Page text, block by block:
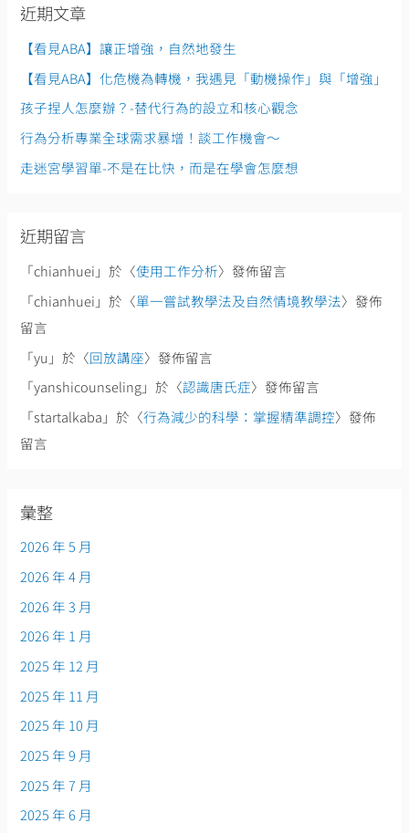
鍵
字
近期文章
【看見ABA】讓正增強，自然地發生
【看見ABA】化危機為轉機，我遇見「動機操作」與「增強」
孩子捏人怎麼辦？-替代行為的設立和核心觀念
行為分析專業全球需求暴增！談工作機會～
走迷宮學習單-不是在比快，而是在學會怎麼想
近期留言
「chianhuei 」於〈使用工作分析〉發佈留言
「chianhuei 」於〈單一嘗試教學法及自然情境教學法〉發佈
留言
「yu 」於〈回放講座〉發佈留言
「yanshicounseling」於〈認識唐氏症〉發佈留言
「startalkaba 」於〈行為減少的科學：掌握精準調控〉發佈
留言
彙整
2026 年 5 月
2026 年 4 月
2026 年 3 月
2026 年 1 月
2025 年 12 月
2025 年 11 月
2025 年 10 月
2025 年 9 月
2025 年 7 月
2025 年 6 月